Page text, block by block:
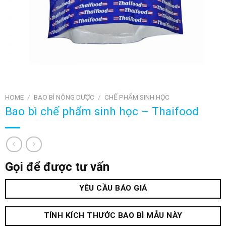
HOME / BAO BÌ NÔNG DƯỢC / CHẾ PHẨM SINH HỌC
Bao bì chế phẩm sinh học – Thaifood
Gọi để được tư vấn
YÊU CẦU BÁO GIÁ
TÍNH KÍCH THƯỚC BAO BÌ MẪU NÀY